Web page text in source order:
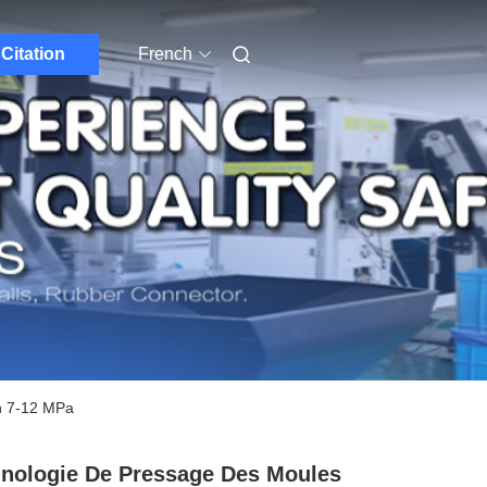
Citation French
7-12 MPa
De Pressage Des Moules